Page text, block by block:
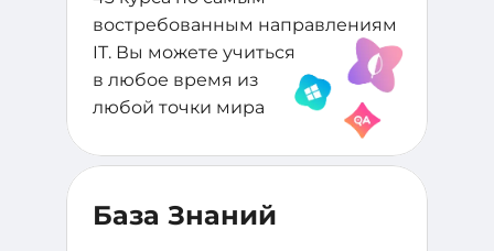
востребованным направлениям
IT. Вы можете учиться
в любое время из
любой точки мира
База Знаний